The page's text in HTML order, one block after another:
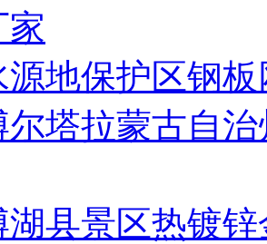
家
源地保护区钢
尔塔拉蒙古自
湖县景区热镀